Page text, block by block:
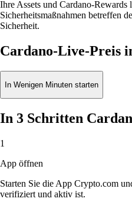
Ihre Assets und Cardano-
Sicherheitsmaßnahmen betreffen
Sicherheit.
Cardano-Live-Preis
In Wenigen Minuten starten
In 3 Schritten
1
App öffnen
Starten Sie die App Crypto.com
verifiziert und aktiv ist.